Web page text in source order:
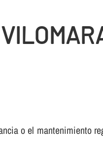
o el mantenimiento